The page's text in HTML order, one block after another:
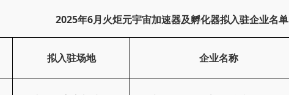
年6月火炬元宇宙加速器及孵化器拟入驻企业名单
拟入驻场地 企业名称